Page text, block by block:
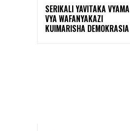
SERIKALI YAVITAKA VYAMA
VYA WAFANYAKAZI
KUIMARISHA DEMOKRASIA